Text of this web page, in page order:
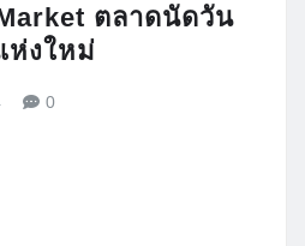
ตลาดนัดวัน
งใหม่
0